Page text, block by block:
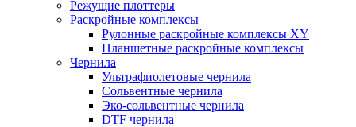
Режущие плоттеры
Раскройные комплексы
Рулонные раскройные комплексы XY
Планшетные раскройные комплексы
Чернила
Ультрафиолетовые чернила
Сольвентные чернила
Эко-сольвентные чернила
DTF чернила